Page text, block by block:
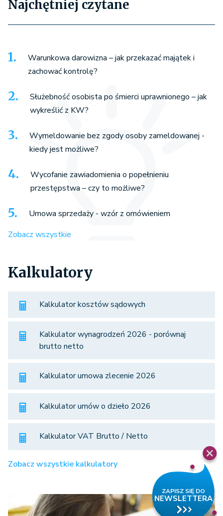
Najchętniej czytane
Warunkowa darowizna – jak przekazać majątek i
zachować kontrolę?
Służebność osobista po śmierci uprawnionego – jak
wykreślić z KW?
Wymeldowanie bez zgody osoby zameldowanej -
kiedy jest możliwe?
Wycofanie zawiadomienia o popełnieniu
przestępstwa – czy to możliwe?
Umowa sprzedaży - wzór z omówieniem
Zobacz wszystkie
Kalkulatory
Kalkulator kosztów sądowych
Kalkulator wynagrodzeń 2026 - porównaj
brutto netto
Kalkulator umowa zlecenie 2026
Kalkulator umów o dzieło 2026
Kalkulator VAT Brutto / Netto
Zobacz wszystkie kalkulatory